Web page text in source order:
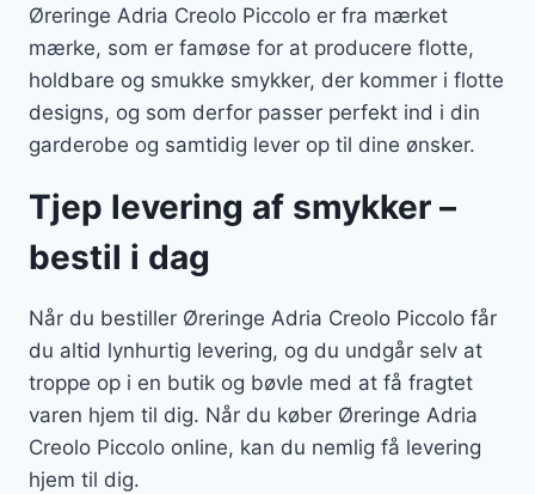
Øreringe Adria Creolo Piccolo er fra mærket
mærke, som er famøse for at producere flotte,
holdbare og smukke smykker, der kommer i flotte
designs, og som derfor passer perfekt ind i din
garderobe og samtidig lever op til dine ønsker.
Tjep levering af smykker –
bestil i dag
Når du bestiller Øreringe Adria Creolo Piccolo får
du altid lynhurtig levering, og du undgår selv at
troppe op i en butik og bøvle med at få fragtet
varen hjem til dig. Når du køber Øreringe Adria
Creolo Piccolo online, kan du nemlig få levering
hjem til dig.